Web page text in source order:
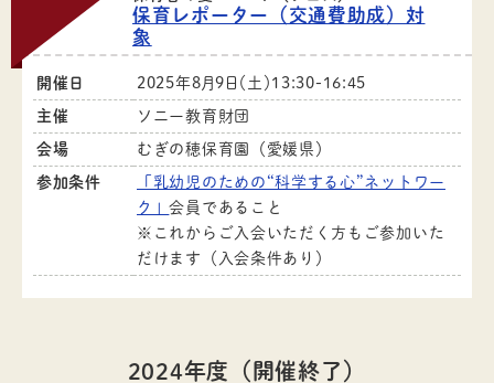
保育レポーター（交通費助成）対
象
開催日 2025年8月9日（土）13:30-16:45
主催 ソニー教育財団
会場 むぎの穂保育園（愛媛県）
参加条件
「乳幼児のための“科学する心”ネットワー
ク」会員であること
※これからご入会いただく方もご参加いた
だけます（入会条件あり）
2024年度（開催終了）